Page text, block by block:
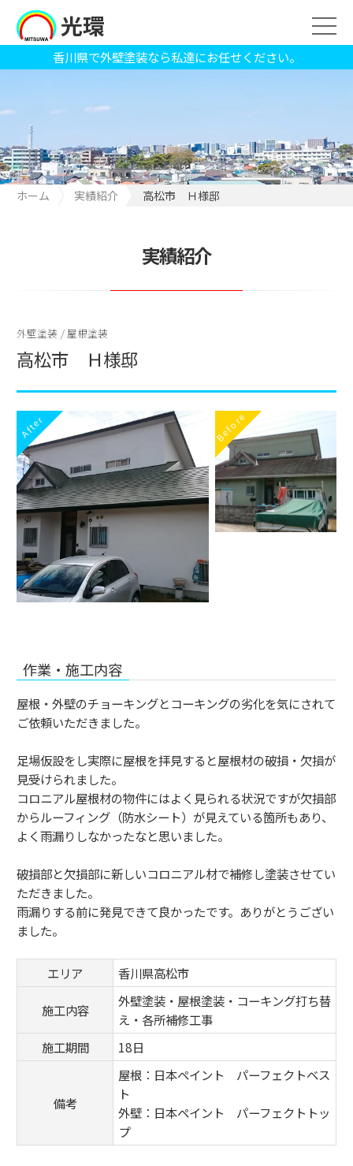
香川県で外壁塗装なら私達にお任せください。
光環
ホーム 実績紹介 高松市 Ｈ様邸
実績紹介
外壁塗装 / 屋根塗装
高松市 Ｈ様邸
After Before
作業・施工内容
屋根・外壁のチョーキングとコーキングの劣化を気にされて
ご依頼いただきました。
足場仮設をし実際に屋根を拝見すると屋根材の破損・欠損が
見受けられました。
コロニアル屋根材の物件にはよく見られる状況ですが欠損部
からルーフィング（防水シート）が見えている箇所もあり、
よく雨漏りしなかったなと思いました。
破損部と欠損部に新しいコロニアル材で補修し塗装させてい
ただきました。
雨漏りする前に発見できて良かったです。ありがとうござい
ました。
エリア 香川県高松市
施工内容
外壁塗装・屋根塗装・コーキング打ち替
え・各所補修工事
施工期間
18日
備考
屋根：日本ペイント パーフェクトベス
ト
外壁：日本ペイント パーフェクトトッ
プ